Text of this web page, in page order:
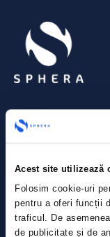
Acest site utilizează
Folosim cookie-uri
pentru a oferi funcții
traficul. De
de publicitate și de
Press releases
Privacy Policy